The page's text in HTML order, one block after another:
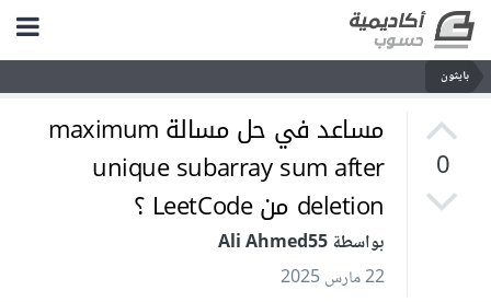
بايثون
0
مساعد في حل مسالة maximum
unique subarray sum after
deletion من LeetCode ؟
بواسطة Ali Ahmed55
22 مارس 2025